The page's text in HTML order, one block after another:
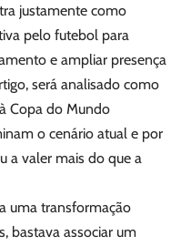
justamente como
pelo futebol para
e ampliar presença
será analisado como
Copa do Mundo
o cenário atual e por
a valer mais do que a
uma transformação
bastava associar um